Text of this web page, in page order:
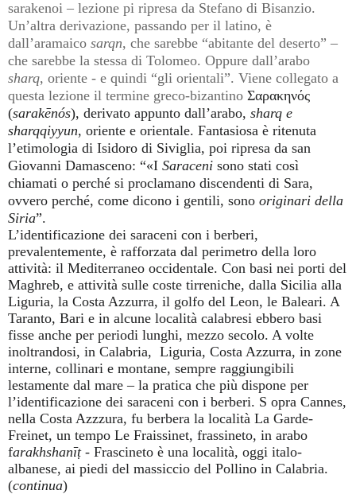
sarakenoi – lezione pi ripresa da Stefano di Bisanzio.
Un’altra derivazione, passando per il latino, è
dall’aramaico sarqn, che sarebbe “abitante del deserto” –
che sarebbe la stessa di Tolomeo. Oppure dall’arabo
sharq, oriente - e quindi “gli orientali”. Viene collegato a
questa lezione il termine greco-bizantino Σαρακηνός
(sarakēnós), derivato appunto dall’arabo, sharq e
sharqqiyyun, oriente e orientale. Fantasiosa è ritenuta
l’etimologia di Isidoro di Siviglia, poi ripresa da san
Giovanni Damasceno: “«I Saraceni sono stati così
chiamati o perché si proclamano discendenti di Sara,
ovvero perché, come dicono i gentili, sono originari della
Siria”.
L’identificazione dei saraceni con i berberi,
prevalentemente, è rafforzata dal perimetro della loro
attività: il Mediterraneo occidentale. Con basi nei porti del
Maghreb, e attività sulle coste tirreniche, dalla Sicilia alla
Liguria, la Costa Azzurra, il golfo del Leon, le Baleari. A
Taranto, Bari e in alcune località calabresi ebbero basi
fisse anche per periodi lunghi, mezzo secolo. A volte
inoltrandosi, in Calabria, Liguria, Costa Azzurra, in zone
interne, collinari e montane, sempre raggiungibili
lestamente dal mare – la pratica che più dispone per
l’identificazione dei saraceni con i berberi. S opra Cannes,
nella Costa Azzzura, fu berbera la località La Garde-
Freinet, un tempo Le Fraissinet, frassineto, in arabo
farakhshanīṭ- Frascineto è una località, oggi italo-
albanese, ai piedi del massiccio del Pollino in Calabria.
(continua)